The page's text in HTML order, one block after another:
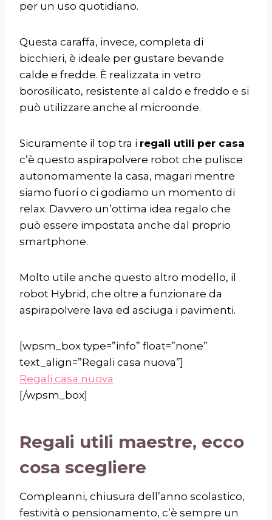
per un uso quotidiano.
Questa caraffa, invece, completa di
bicchieri, è ideale per gustare bevande
calde e fredde. È realizzata in vetro
borosilicato, resistente al caldo e freddo e si
può utilizzare anche al microonde.
Sicuramente il top tra i regali utili per casa
c’è questo aspirapolvere robot che pulisce
autonomamente la casa, magari mentre
siamo fuori o ci godiamo un momento di
relax. Davvero un’ottima idea regalo che
può essere impostata anche dal proprio
smartphone.
Molto utile anche questo altro modello, il
robot Hybrid , che oltre a funzionare da
aspirapolvere lava ed asciuga i pavimenti.
[wpsm_box type=”info” float=”none”
text_align=”Regali casa nuova”]
Regali casa nuova
[/wpsm_box]
Regali utili maestre, ecco
cosa scegliere
Compleanni, chiusura dell’anno scolastico,
festività o pensionamento, c’è sempre un